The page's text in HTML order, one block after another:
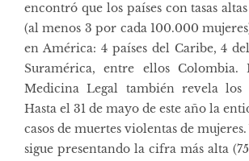
encontró que los países con tasas
(al menos 3 por cada 100.000
en América: 4 países del Caribe, 4
Suramérica, entre ellos
Medicina Legal también revela los
Hasta el 31 de mayo de este año la
casos de muertes violentas de
sigue presentando la cifra más alta